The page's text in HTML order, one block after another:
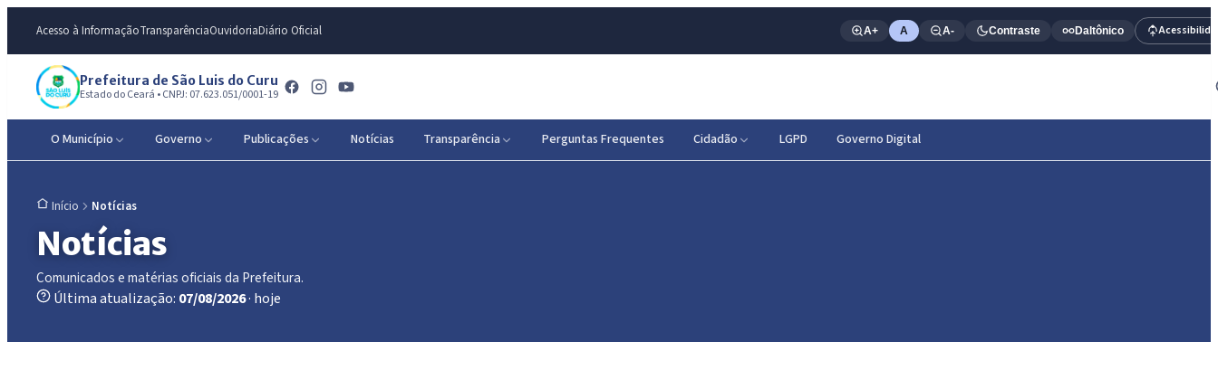
Acesso à InformaçãoTransparênciaOuvidoriaDiário Oficial A+ A A- Contraste Daltônico
Prefeitura de São Luis do Curu
Estado do Ceará • CNPJ: 07.623.051/0001-19
O Município Governo Publicações Notícias Transparência Perguntas Frequentes Cidadão LGPD Governo Digital
Início Notícias
Notícias
Comunicados e matérias oficiais da Prefeitura.
Última atualização: 07/08/2026· hoje